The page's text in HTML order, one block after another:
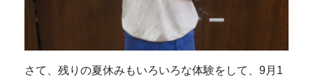
さて、残りの夏休みもいろいろな体験をして、9月1